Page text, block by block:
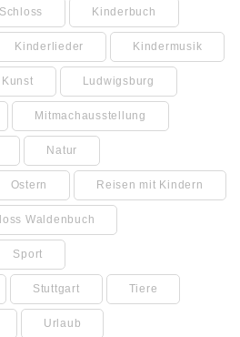
Kinderbuch
Kinderlieder Kindermusik
Kunst Ludwigsburg
Mitmachausstellung
Natur
Ostern Reisen mit Kindern
Waldenbuch
Sport
Stuttgart Tiere
Urlaub